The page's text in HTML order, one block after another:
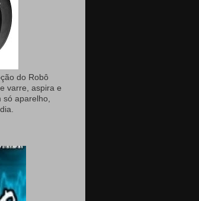
do Robô
varre, aspira e
só aparelho,